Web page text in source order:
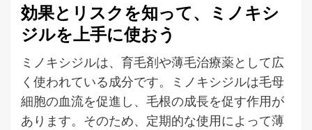
効果とリスクを知って、ミノキシ
ジルを上手に使おう
ミノキシジルは、育毛剤や薄毛治療薬として広
く使われている成分です。ミノキシジルは毛母
細胞の血流を促進し、毛根の成長を促す作用が
あります。そのため、定期的な使用によって薄